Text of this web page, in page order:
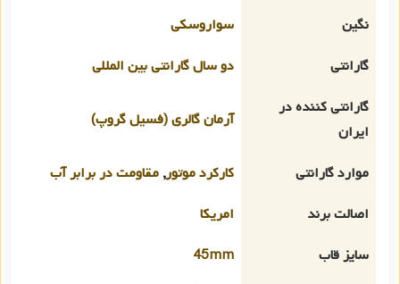
نگین
سواروسکی
گارانتی
دو سال گارانتی بین المللی
گارانتی کننده در
ایران
آرمان گالری (فسیل گروپ)
موارد گارانتی کارکرد موتور, مقاومت در برابر آب
اصالت برند
امریکا
سایز قاب
45mm